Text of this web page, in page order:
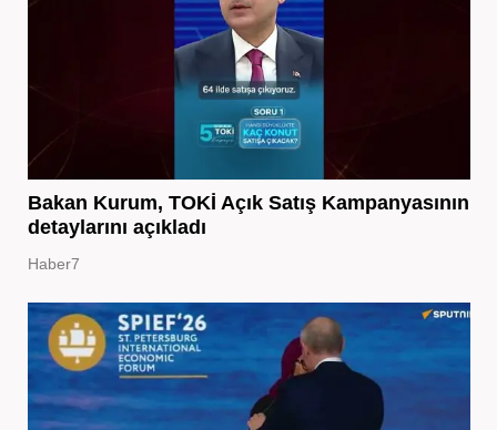
Bakan Kurum, TOKİ Açık Satış Kampanyasının
detaylarını açıkladı
Haber7